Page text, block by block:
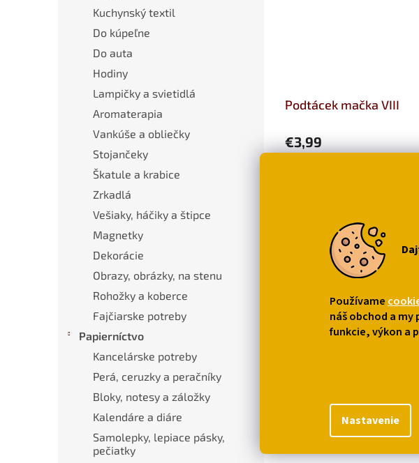
Používame
náš obchod a my
funkcie, výkon a
Nastavenie
Kuchynský textil
Do kúpeľne
Do auta
Hodiny
Lampičky a svietidlá
Aromaterapia
Vankúše a obliečky
Stojančeky
Škatule a krabice
Zrkadlá
Vešiaky, háčiky a štipce
Magnetky
Dekorácie
Obrazy, obrázky, na stenu
Rohožky a koberce
Fajčiarske potreby
Papierníctvo
Kancelárske potreby
Perá, ceruzky a peračníky
Bloky, notesy a záložky
Kalendáre a diáre
Samolepky, lepiace pásky,
pečiatky
Podtácek mačka VIII
€3,99
Podobné (8)
Podrobný popis
Porcelánový hrnček s
Čaj, káva i kakao z neho
Bezpečné pre použitie v